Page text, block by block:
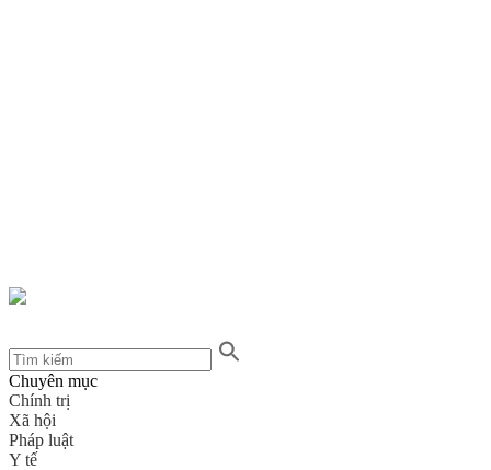
Chuyên mục
Chính trị
Xã hội
Pháp luật
Y tế